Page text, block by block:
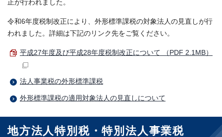
正が行われました。
令和6年度税制改正により、外形標準課税の対象法人の見直しが行
われました。詳細は下記のリンク先をご覧ください。
平成27年度及び平成28年度税制改正について （PDF 2.1MB）
法人事業税の外形標準課税
外形標準課税の適用対象法人の見直しについて
地方法人特別税・特別法人事業税